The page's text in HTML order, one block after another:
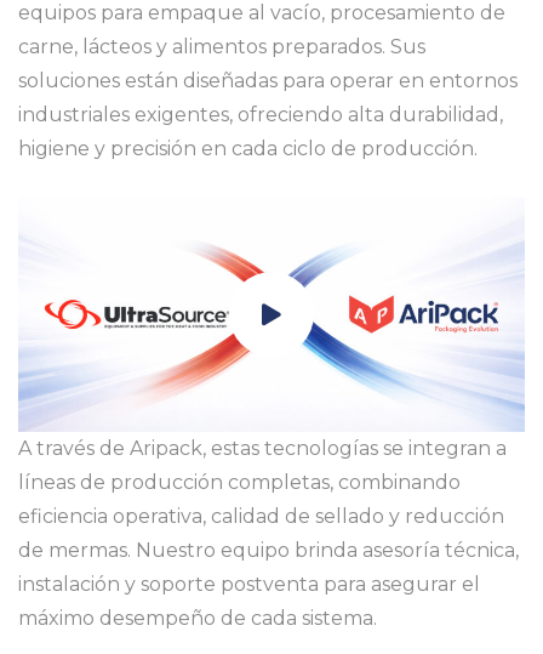
equipos para empaque al vacío, procesamiento de
carne, lácteos y alimentos preparados. Sus
soluciones están diseñadas para operar en entornos
industriales exigentes, ofreciendo alta durabilidad,
higiene y precisión en cada ciclo de producción.
A través de Aripack, estas tecnologías se integran a
líneas de producción completas, combinando
eficiencia operativa, calidad de sellado y reducción
de mermas. Nuestro equipo brinda asesoría técnica,
instalación y soporte postventa para asegurar el
máximo desempeño de cada sistema.